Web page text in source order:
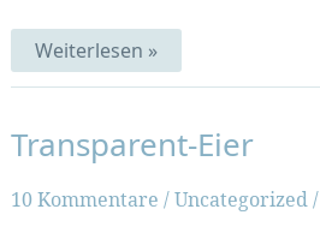
Schnippel-
Eier
(Muster-
Weiterlesen »
Transparent-Eier
10 Kommentare /Uncategorized/